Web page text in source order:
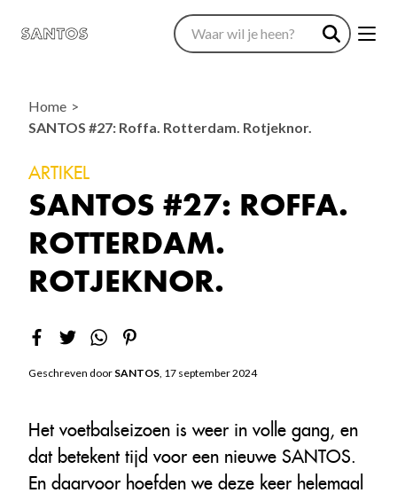
Home
SANTOS #27: Roffa. Rotterdam. Rotjeknor.
ARTIKEL
SANTOS #27: ROFFA.
ROTTERDAM.
ROTJEKNOR.
Geschreven door SANTOS, 17 september 2024
Het voetbalseizoen is weer in volle gang, en
dat betekent tijd voor een nieuwe SANTOS.
En daarvoor hoefden we deze keer helemaal